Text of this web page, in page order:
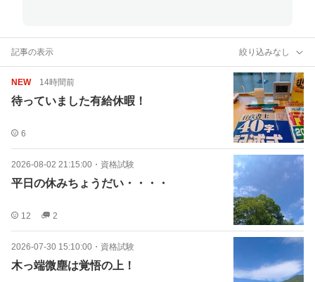
記事の表示 絞り込みなし
NEW 14時間前
待っていました有給休暇！
6
2026-08-02 21:15:00 ・ 資格試験
平日の休みちょうだい・・・・
12 2
2026-07-30 15:10:00 ・ 資格試験
木っ端微塵は覚悟の上！